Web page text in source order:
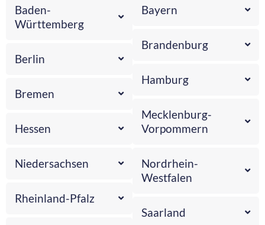
Baden-
Württemberg
Berlin
Bremen
Hessen
Niedersachsen
Rheinland-Pfalz
Bayern
Brandenburg
Hamburg
Mecklenburg-
Vorpommern
Nordrhein-
Westfalen
Saarland